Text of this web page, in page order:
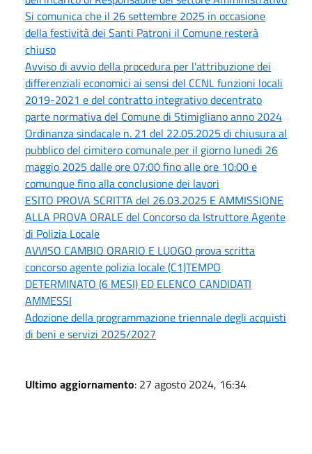
Si comunica che il 26 settembre 2025 in occasione
della festività dei Santi Patroni il Comune resterà
chiuso
Avviso di avvio della procedura per l'attribuzione dei
differenziali economici ai sensi del CCNL funzioni locali
2019-2021 e del contratto integrativo decentrato
parte normativa del Comune di Stimigliano anno 2024
Ordinanza sindacale n. 21 del 22.05.2025 di chiusura al
pubblico del cimitero comunale per il giorno lunedi 26
maggio 2025 dalle ore 07:00 fino alle ore 10:00 e
comunque fino alla conclusione dei lavori
ESITO PROVA SCRITTA del 26.03.2025 E AMMISSIONE
ALLA PROVA ORALE del Concorso da Istruttore Agente
di Polizia Locale
AVVISO CAMBIO ORARIO E LUOGO prova scritta
concorso agente polizia locale (C1)TEMPO
DETERMINATO (6 MESI) ED ELENCO CANDIDATI
AMMESSI
Adozione della programmazione triennale degli acquisti
di beni e servizi 2025/2027
Ultimo aggiornamento: 27 agosto 2024, 16:34